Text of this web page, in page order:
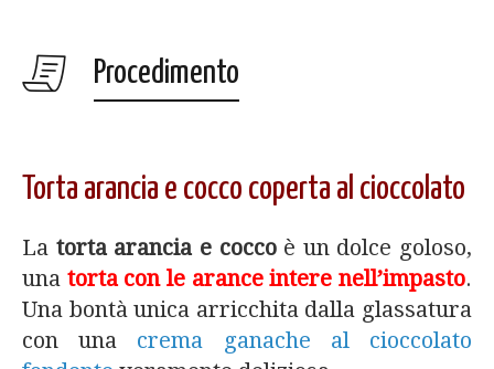
Procedimento
Torta arancia e cocco coperta al cioccolato
La torta arancia e coccoè un dolce goloso,
una torta con le arance intere nell’impasto.
Una bontà unica arricchita dalla glassatura
con una crema ganache al cioccolato